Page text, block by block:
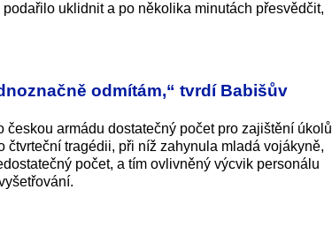
uklidnit a po několika minutách přesvědčit,
odmítám,“ tvrdí Babišův
armádu dostatečný počet pro zajištění úkolů
tragédii, při níž zahynula mladá vojákyně,
počet, a tím ovlivněný výcvik personálu